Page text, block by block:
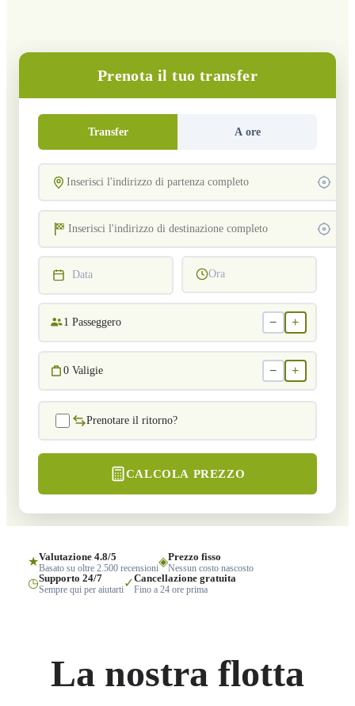
Prenota il tuo transfer
Transfer A ore
Data Ora
1 Passeggero − +
0 Valigie − +
Prenotare il ritorno?
CALCOLA PREZZO
★Valutazione 4.8/5
Basato su oltre 2.500 recensioni◈Prezzo fisso
Nessun costo nascosto
◷Supporto 24/7
Sempre qui per aiutarti✓Cancellazione gratuita
Fino a 24 ore prima
La nostra flotta